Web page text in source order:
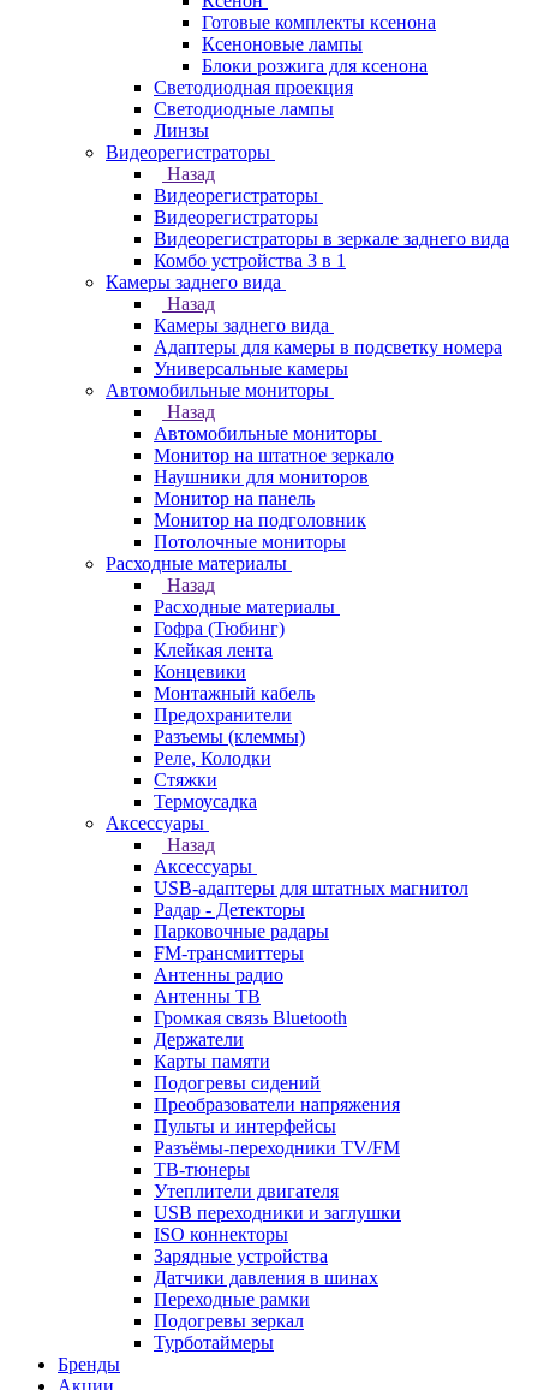
Готовые комплекты ксенона
Ксеноновые лампы
Блоки розжига для ксенона
Светодиодная проекция
Светодиодные лампы
Линзы
Видеорегистраторы
Назад
Видеорегистраторы
Видеорегистраторы
Видеорегистраторы в зеркале заднего вида
Комбо устройства 3 в 1
Камеры заднего вида
Назад
Камеры заднего вида
Адаптеры для камеры в подсветку номера
Универсальные камеры
Автомобильные мониторы
Назад
Автомобильные мониторы
Монитор на штатное зеркало
Наушники для мониторов
Монитор на панель
Монитор на подголовник
Потолочные мониторы
Расходные материалы
Назад
Расходные материалы
Гофра (Тюбинг)
Клейкая лента
Концевики
Монтажный кабель
Предохранители
Разъемы (клеммы)
Реле, Колодки
Стяжки
Термоусадка
Аксессуары
Назад
Аксессуары
USB-адаптеры для штатных магнитол
Радар - Детекторы
Парковочные радары
FM-трансмиттеры
Антенны радио
Антенны ТВ
Громкая связь Bluetooth
Держатели
Карты памяти
Подогревы сидений
Преобразователи напряжения
Пульты и интерфейсы
Разъёмы-переходники TV/FM
ТВ-тюнеры
Утеплители двигателя
USB переходники и заглушки
ISO коннекторы
Зарядные устройства
Датчики давления в шинах
Переходные рамки
Подогревы зеркал
Турботаймеры
Бренды
Акции